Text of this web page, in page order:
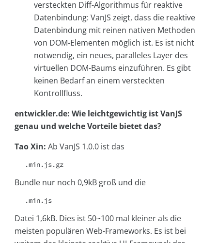
versteckten Diff-Algorithmus für reaktive
Datenbindung: VanJS zeigt, dass die reaktive
Datenbindung mit reinen nativen Methoden
von DOM-Elementen möglich ist. Es ist nicht
notwendig, ein neues, paralleles Layer des
virtuellen DOM-Baums einzuführen. Es gibt
keinen Bedarf an einem versteckten
Kontrollfluss.
entwickler.de: Wie leichtgewichtig ist VanJS
genau und welche Vorteile bietet das?
Tao Xin: Ab VanJS 1.0.0 ist das
.min.js.gz
Bundle nur noch 0,9kB groß und die
.min.js
Datei 1,6kB. Dies ist 50~100 mal kleiner als die
meisten populären Web-Frameworks. Es ist bei